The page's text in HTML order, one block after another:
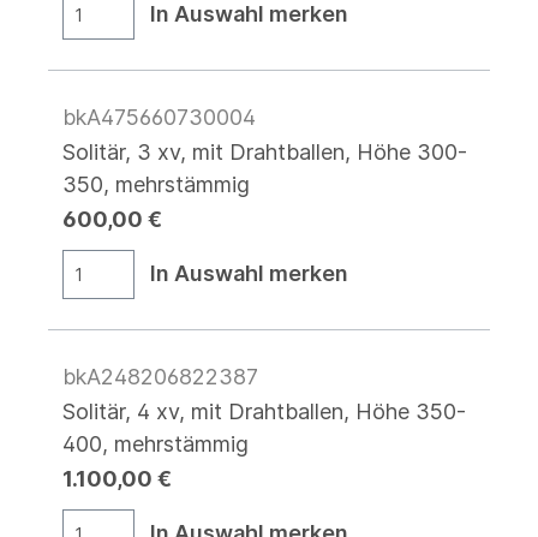
In Auswahl merken
bkA475660730004
Solitär, 3 xv, mit Drahtballen, Höhe 300-
350, mehrstämmig
600,00 €
In Auswahl merken
bkA248206822387
Solitär, 4 xv, mit Drahtballen, Höhe 350-
400, mehrstämmig
1.100,00 €